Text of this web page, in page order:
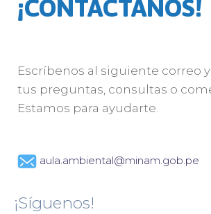
¡CONTÁCTANOS!
Escríbenos al siguiente correo
tus preguntas, consultas o
Estamos para ayudarte.
aula.ambiental@minam.gob.pe
¡Síguenos!